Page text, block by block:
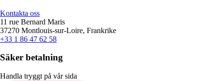
Kontakta oss
11 rue Bernard Maris
37270 Montlouis-sur-Loire, Frankrike
+33 1 86 47 62 58
Säker betalning
Handla tryggt på vår sida